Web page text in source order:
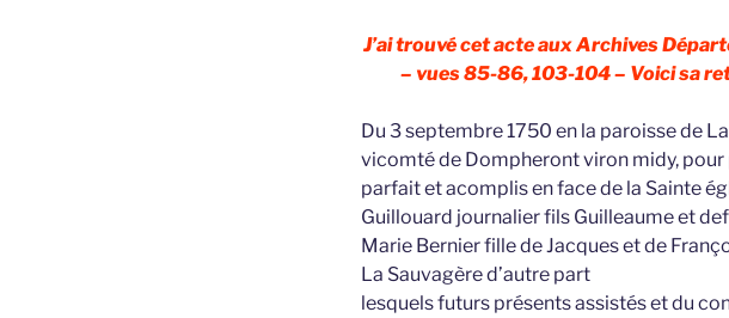
J’ai trouvé cet acte aux Archives
– vues 85-86, 103-104 – Voici sa
Du 3 septembre 1750 en la paroisse de
vicomté de Dompheront viron midy,
parfait et acomplis en face de la Sainte
Guillouard journalier fils Guilleaume et
Marie Bernier fille de Jacques et de
La Sauvagère d’autre part
lesquels futurs présents assistés et du